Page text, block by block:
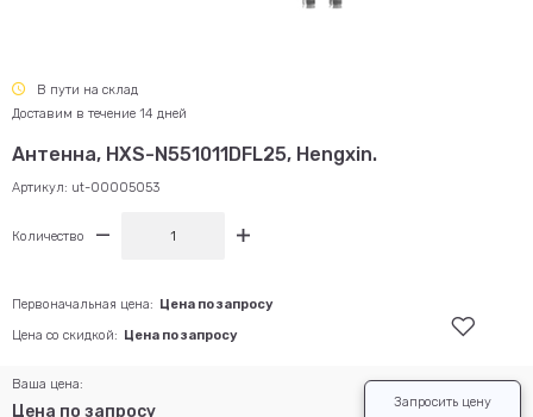
Антенна, HXS-N551011DFL25, Hengxin.
Артикул: ut-00005053
В пути на склад
Доставим в течение 14 дней
Количество
Ваша цена:
Цена по запросу
Первоначальная цена: Цена по запросу
Цена со скидкой: Цена по запросу
Запросить цену